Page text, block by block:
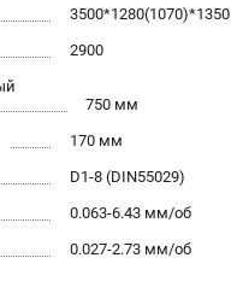
3500*1280(1070)*1350
2900
750 мм
170 мм
D1-8 (DIN55029)
0.063-6.43 мм/об
0.027-2.73 мм/об